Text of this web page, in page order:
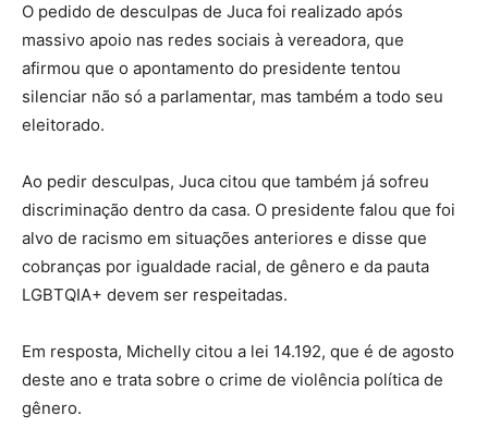
O pedido de desculpas de Juca foi realizado após
massivo apoio nas redes sociais à vereadora, que
afirmou que o apontamento do presidente tentou
silenciar não só a parlamentar, mas também a todo seu
eleitorado.
Ao pedir desculpas, Juca citou que também já sofreu
discriminação dentro da casa. O presidente falou que foi
alvo de racismo em situações anteriores e disse que
cobranças por igualdade racial, de gênero e da pauta
LGBTQIA+ devem ser respeitadas.
Em resposta, Michelly citou a lei 14.192, que é de agosto
deste ano e trata sobre o crime de violência política de
gênero.